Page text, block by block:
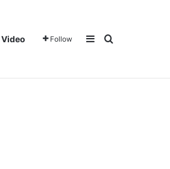
Video Follow Sidebar
Traži